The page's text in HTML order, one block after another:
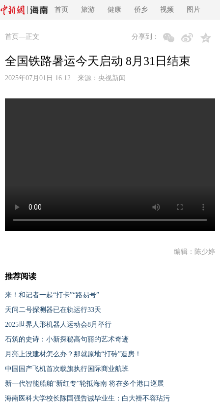
首页 旅游 健康 侨乡 视频 图片
首页 —正文 分享到：
全国铁路暑运今天启动 8月31日结束
2025年07月01日 16:12 来源： 央视新闻
编辑：陈少婷
推荐阅读
来！和记者一起“打卡”“路易号”
天问二号探测器已在轨运行33天
2025世界人形机器人运动会8月举行
石筑的史诗：小新探秘高句丽的艺术奇迹
月亮上没建材怎么办？那就原地“打砖”造房！
中国国产飞机首次载旗执行国际商业航班
新一代智能船舶“新红专”轮抵海南 将在多个港口巡展
海南医科大学校长陈国强告诫毕业生：白大褂不容玷污